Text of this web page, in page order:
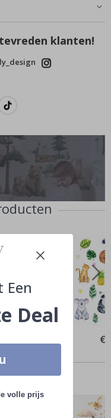
klanten!
€
ook
Een
Deal
volle prijs